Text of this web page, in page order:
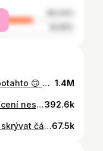
Burning Man, heaven, potayto, potahto 🙃 Po 11 dnech jsem opustila Black Rock City a mířím zpět do civilizace, plná dojmů a vzpomínek 😌 I když moje očekávání byly vysoko, ani sebelepší videa a recenze mě nemohli připravit na to, jaké to bude být na @burningman v reálu. #home Kdybych ho měla popsat jedním slovem, řekla bych dvě - kreativita a svoboda ❤️ O všem krásným, i jedné darkside již brzy 😌 1.4M
Spoiler alert: Těch 10 dní na osvícení nestačilo 👀😄 Stačilo to ale na osvojení si techniky třech různých druhů meditací, vyzkoušení si mnišského života a posunutí sebe samé o další krok vpřed na cestě, po které jsem se rozhodla kráčet 🫶🏻 Jak sami říkají, na vipassaně vás učí umění žít a už jen to, že všech +250 center po světě bylo postaveno a funguje čistě jen z darů od svých studentů říká, že benefity do života tahle technika fakt přináší. Na tyhle kurzy i chodí úplní meditační nováčci. Tak co, zkusili byste to? 🧘🏼‍♀️ *pro více informací Googlu dhamma.org392.6k
Představ si, že každý den musíš skrývat část sebe. Ne proto, že chceš, ale protože jinak se můžeš stát terčem pohrdání, nenávisti, nebo n@silí. Které nikdy nevíš, od koho může přijít. A tak se máš na pozoru. Svět, kde být sám sebou znamená riskovat, není bezpečný místo pro nikoho. Viditelnost a podpora nejsou trend. Je to signál bezpečí a respektu 🙏🏻 Obojí je pro mnoho lidí boj na denní bázi. Tak buďme těmi, kdo dělají svět o kousek bezpečnější 🫶🏻 Krásný Pride Month 🏳️‍🌈 Video @oslopride67.5k